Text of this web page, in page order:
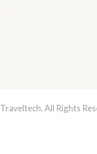
Traveltech. All Rights